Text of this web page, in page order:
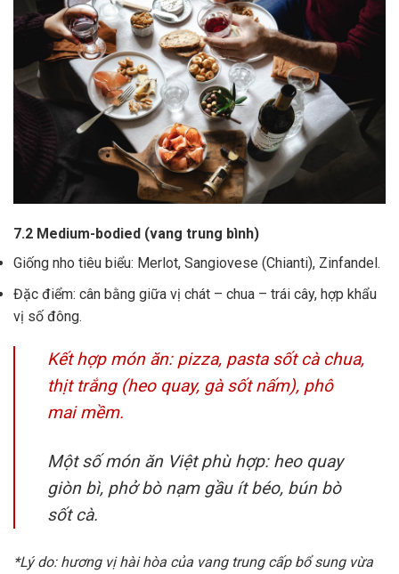
7.2 Medium-bodied (vang trung bình)
Giống nho tiêu biểu: Merlot, Sangiovese (Chianti), Zinfandel.
Đặc điểm: cân bằng giữa vị chát – chua – trái cây, hợp khẩu
vị số đông.
Kết hợp món ăn: pizza, pasta sốt cà chua,
thịt trắng (heo quay, gà sốt nấm), phô
mai mềm.
Một số món ăn Việt phù hợp: heo quay
giòn bì, phở bò nạm gầu ít béo, bún bò
sốt cà.
*Lý do: hương vị hài hòa của vang trung cấp bổ sung vừa